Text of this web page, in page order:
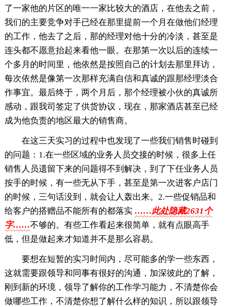
了一家他的片区的唯一一家比较大的酒店，在他去之前，
我们的主要竞争对手已经在那里提前一个月在做他们经理
的工作，他去了之后，那的经理对他十分的冷淡，甚至是
连头都不愿意抬起来看他一眼。在那第一次以后的连续一
个多月的时间里，他依然是按照自己的计划去那里拜访，
每次依然是像第一次那样充满自信和真诚的跟那经理淡合
作事宜。最后终于，两个月后，那个经理被小伙的真诚所
感动，跟我司签定了供货协议，现在，那家酒店甚至已经
成为他负责的地区最大的销售商。
在这三天实习的过程中也发现了一些我们销售时碰到
的问题：1.在一些区域的业务人员交接的时候，很多上任
销售人员遗留下来的问题得不到解决，到了下任业务人员
按手的时候，有一些无从下手，甚至是第一次进客户店门
的时候，三句话没到，就会让人轰出来。2.一些促销品和
给客户的搭赠品不能所有的都落实 ……此处隐藏2631个
字……不够的。有些工作看起来很简单，就有点眼高手
低，但是做起来才知道并不是那么容易。
要想在短暂的实习时间内，尽可能多的学一些东西，
这就需要跟领导和同事有很好的沟通，加深彼此的了解，
刚到新的环境，领导了解你的工作学习能力，不清楚你会
做哪些工作，不清楚你想了解什么样的知识，所以跟领导